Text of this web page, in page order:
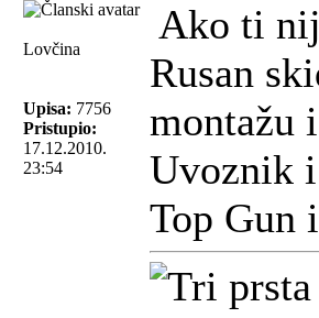
Lovčina
Upisa: 7756
Pristupio:
17.12.2010.
23:54
Ako ti
Rusan
montažu
Uvoznik
Top Gun